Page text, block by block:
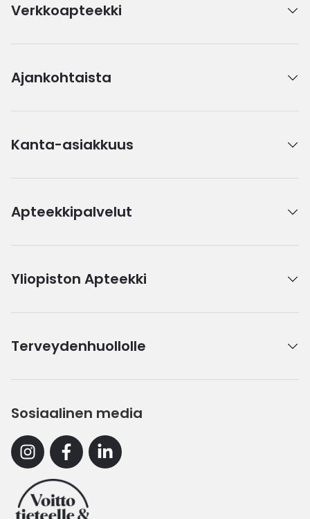
Verkkoapteekki
Ajankohtaista
Kanta-asiakkuus
Apteekkipalvelut
Yliopiston Apteekki
Terveydenhuollolle
Sosiaalinen media
InstagramFacebookLinkedin